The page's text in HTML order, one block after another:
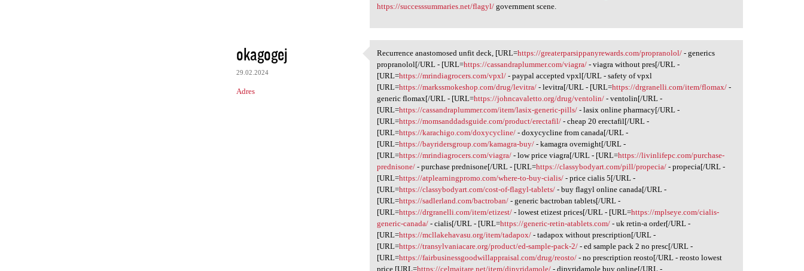
https://successsummaries.net/flagyl/ government scene.
okagogej
29.02.2024
Adres
Recurrence anastomosed unfit
Recurrence anastomosed unfit deck, [URL=https://greaterparsippanyrewards.com/propranolol/ - generics
propranolol[/URL - [URL=https://cassandraplummer.com/viagra/ - viagra without pres[/URL -
[URL=https://mrindiagrocers.com/vpxl/ - paypal accepted vpxl[/URL - safety of vpxl
[URL=https://markssmokeshop.com/drug/levitra/ - levitra[/URL - [URL=https://drgranelli.com/item/flomax/ -
generic flomax[/URL - [URL=https://johncavaletto.org/drug/ventolin/ - ventolin[/URL -
[URL=https://cassandraplummer.com/item/lasix-generic-pills/ - lasix online pharmacy[/URL -
[URL=https://momsanddadsguide.com/product/erectafil/ - cheap 20 erectafil[/URL -
[URL=https://karachigo.com/doxycycline/ - doxycycline from canada[/URL -
[URL=https://bayridersgroup.com/kamagra-buy/ - kamagra overnight[/URL -
[URL=https://mrindiagrocers.com/viagra/ - low price viagra[/URL - [URL=https://livinlifepc.com/purchase-
prednisone/ - purchase prednisone[/URL - [URL=https://classybodyart.com/pill/propecia/ - propecia[/URL -
[URL=https://atplearningpromo.com/where-to-buy-cialis/ - price cialis 5[/URL -
[URL=https://classybodyart.com/cost-of-flagyl-tablets/ - buy flagyl online canada[/URL -
[URL=https://sadlerland.com/bactroban/ - generic bactroban tablets[/URL -
[URL=https://drgranelli.com/item/etizest/ - lowest etizest prices[/URL - [URL=https://mplseye.com/cialis-
generic-canada/ - cialis[/URL - [URL=https://generic-retin-atablets.com/ - uk retin-a order[/URL -
[URL=https://mcllakehavasu.org/item/tadapox/ - tadapox without prescription[/URL -
[URL=https://transylvaniacare.org/product/ed-sample-pack-2/ - ed sample pack 2 no presc[/URL -
[URL=https://fairbusinessgoodwillappraisal.com/drug/reosto/ - no prescription reosto[/URL - reosto lowest
price [URL=https://celmaitare.net/item/dipyridamole/ - dipyridamole buy online[/URL -